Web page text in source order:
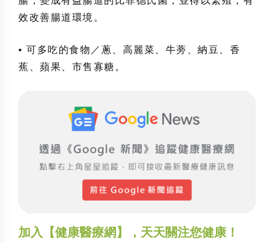
效改善腸道環境。
• 可多吃的食物／蔥、高麗菜、牛蒡、納豆、香
蕉、蘋果、市售寡糖。
加入【健康醫療網】，天天關注您健康！